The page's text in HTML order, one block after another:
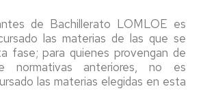
de Bachillerato LOMLOE es
las materias de las que se
fase; para quienes provengan de
normativas anteriores, no es
las materias elegidas en esta